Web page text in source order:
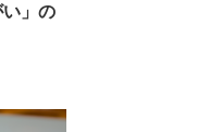
」の